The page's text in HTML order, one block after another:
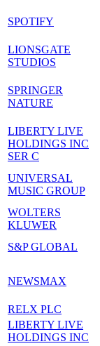
SPOTIFY
LIONSGATE
STUDIOS
SPRINGER
NATURE
LIBERTY LIVE
HOLDINGS INC
SER C
UNIVERSAL
MUSIC GROUP
WOLTERS
KLUWER
S&P GLOBAL
NEWSMAX
RELX PLC
LIBERTY LIVE
HOLDINGS INC